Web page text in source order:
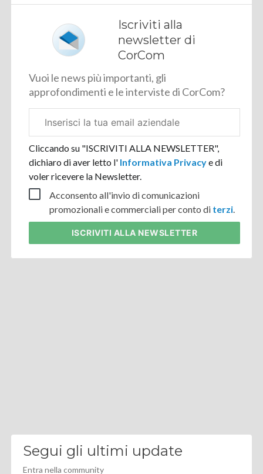
Iscriviti alla
newsletter di
CorCom
Vuoi le news più importanti, gli
approfondimenti e le interviste di CorCom?
aziendale
Cliccando su "ISCRIVITI ALLA NEWSLETTER",
dichiaro di aver letto l' Informativa Privacye di
voler ricevere la Newsletter.
Acconsento all'invio di comunicazioni
promozionali e commerciali per conto di terzi.
ISCRIVITI ALLA NEWSLETTER
Segui gli ultimi update
Entra nella community